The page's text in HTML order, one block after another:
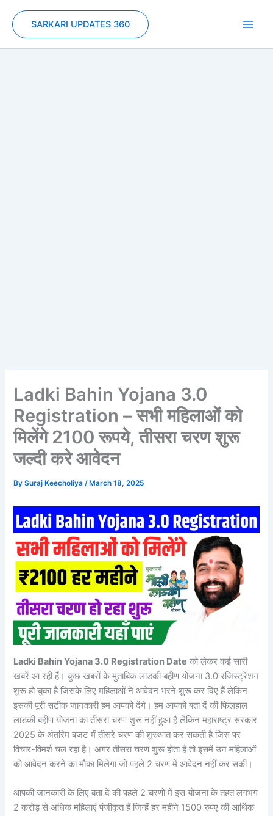
content
SARKARI UPDATES 360
Ladki Bahin Yojana 3.0
Registration – सभी महिलाओं को
मिलेंगे 2100 रूपये, तीसरा चरण शुरू
जल्दी करे आवेदन
BySuraj Keecholiya/ March 18, 2025
Ladki Bahin Yojana 3.0 Registration Date को लेकर कई सारी
खबरें आ रही हैं। कुछ खबरों के मुताबिक लाडकी बहीण योजना 3.0 रजिस्ट्रेशन
शुरू हो चुका है जिसके लिए महिलाओं ने आवेदन भरने शुरू कर दिए हैं लेकिन
इसकी पूरी सटीक जानकारी हम आपको देंगे। हम आपको बता दें की फिलहाल
लाडकी बहीण योजना का तीसरा चरण शुरू नहीं हुआ है लेकिन महाराष्ट्र सरकार
2025 के अंतरिम बजट में तीसरे चरण की शुरुआत कर सकती है जिस पर
विचार-विमर्श चल रहा है। अगर तीसरा चरण शुरू होता है तो इसमें उन महिलाओं
को आवेदन करने का मौका मिलेगा जो पहले 2 चरण में आवेदन नहीं कर सकीं।
आपकी जानकारी के लिए बता दें की पहले 2 चरणों में इस योजना के तहत लगभग
2 करोड़ से अधिक महिलाएं पंजीकृत हैं जिन्हें हर महीने 1500 रुपए की आर्थिक